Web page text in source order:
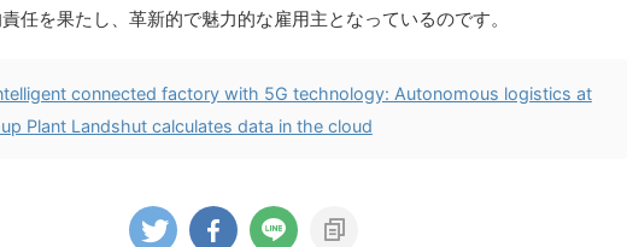
任を果たし、革新的で魅力的な雇用主となっているのです。
connected factory with 5G technology: Autonomous logistics at
Plant Landshut calculates data in the cloud